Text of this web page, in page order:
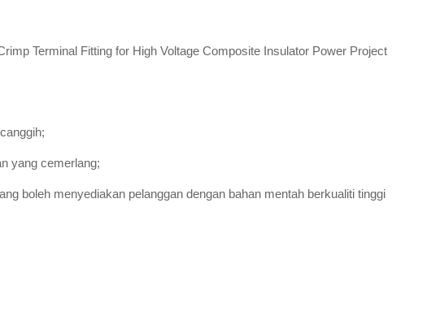
yang cemerlang;
boleh menyediakan pelanggan dengan bahan mentah berkualiti tinggi